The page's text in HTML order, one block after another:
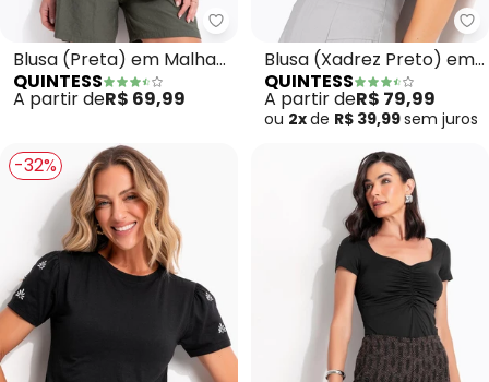
Quintess - Blusa (Preta) em
Blusa (Preta) em Malha
de Algodão
QUINTESS
A partir deR$ 69,99
Blusa (Xadrez Preto) em
Malha Estruturada
QUINTESS
A partir deR$ 79,99
ou 2xde R$ 39,99sem juros
-32%